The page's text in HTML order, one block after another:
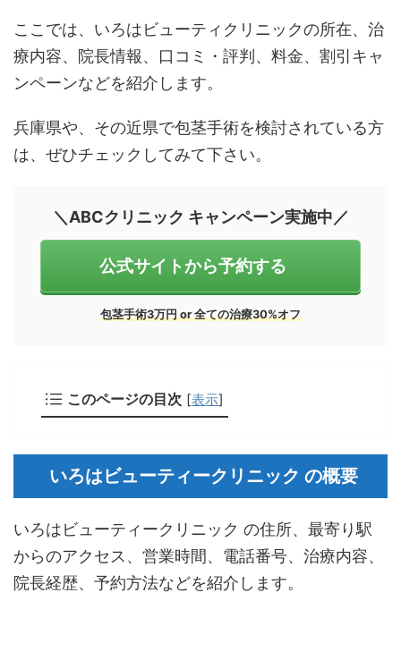
ここでは、いろはビューティクリニックの所在、治
療内容、院長情報、口コミ・評判、料金、割引キャ
ンペーンなどを紹介します。
兵庫県や、その近県で包茎手術を検討されている方
は、ぜひチェックしてみて下さい。
＼ABCクリニック キャンペーン実施中／
公式サイトから予約する
包茎手術3万円 or 全ての治療30%オフ
このページの目次 [表示]
いろはビューティークリニック の概要
いろはビューティークリニック の住所、最寄り駅
からのアクセス、営業時間、電話番号、治療内容、
院長経歴、予約方法などを紹介します。